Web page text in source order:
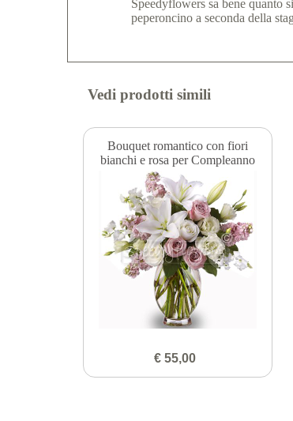
Speedyflowers sa bene quanto
peperoncino a seconda della
Vedi prodotti simili
Bouquet romantico con fiori
bianchi e rosa per Compleanno
€ 55,00